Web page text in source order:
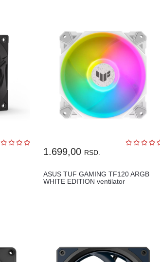
1.699,00 RSD.
ASUS TUF GAMING TF120 ARGB
WHITE EDITION ventilator